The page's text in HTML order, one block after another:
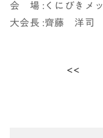
会 場 :くにびきメッ
大会長 :齊藤 洋司
<<